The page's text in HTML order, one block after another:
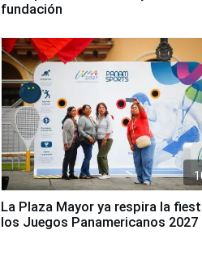
fundación
La Plaza Mayor ya respira la
los Juegos Panamericanos 2027